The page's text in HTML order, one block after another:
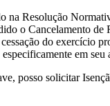
na Resolução
o Cancelamento de
do exercício
em seu
posso solicitar